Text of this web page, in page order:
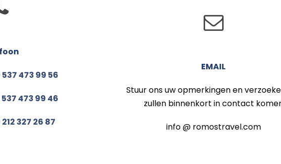
473 99 56
473 99 46
327 26 87
EMAIL
Stuur ons uw opmerkingen en
zullen binnenkort in contact
info @ romostravel.com